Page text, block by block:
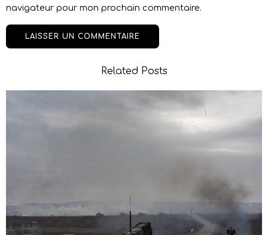
navigateur pour mon prochain commentaire.
Related Posts